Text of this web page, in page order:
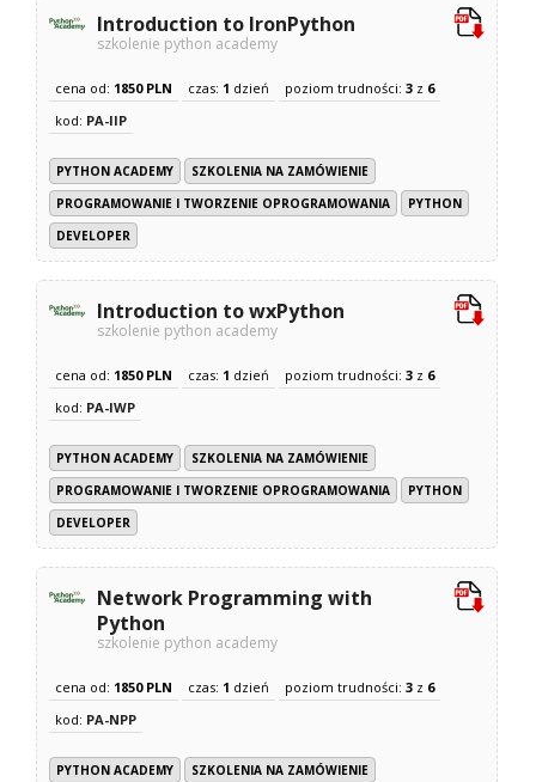
Introduction to IronPython
szkolenie python academy
cena od: 1850 PLN czas: 1 dzień poziom trudności:3 z 6
kod: PA-IIP
PYTHON ACADEMY
SZKOLENIA NA ZAMÓWIENIE
PROGRAMOWANIE I TWORZENIE OPROGRAMOWANIA
PYTHON
DEVELOPER
Introduction to wxPython
szkolenie python academy
cena od: 1850 PLN czas: 1 dzień poziom trudności:3 z 6
kod: PA-IWP
PYTHON ACADEMY
SZKOLENIA NA ZAMÓWIENIE
PROGRAMOWANIE I TWORZENIE OPROGRAMOWANIA
PYTHON
DEVELOPER
Network Programming with
Python
szkolenie python academy
cena od: 1850 PLN czas: 1 dzień poziom trudności:3 z 6
kod: PA-NPP
PYTHON ACADEMY
SZKOLENIA NA ZAMÓWIENIE